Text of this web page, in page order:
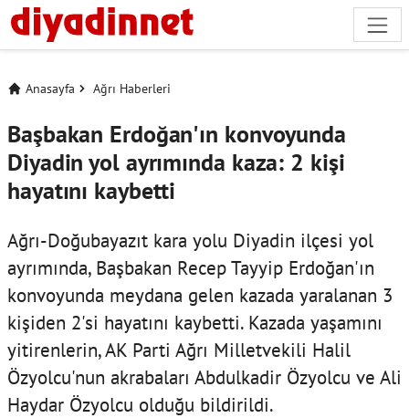
Anasayfa Ağrı Haberleri
Başbakan Erdoğan'ın konvoyunda
Diyadin yol ayrımında kaza: 2 kişi
hayatını kaybetti
Ağrı-Doğubayazıt kara yolu Diyadin ilçesi yol
ayrımında, Başbakan Recep Tayyip Erdoğan'ın
konvoyunda meydana gelen kazada yaralanan 3
kişiden 2'si hayatını kaybetti. Kazada yaşamını
yitirenlerin, AK Parti Ağrı Milletvekili Halil
Özyolcu'nun akrabaları Abdulkadir Özyolcu ve Ali
Haydar Özyolcu olduğu bildirildi.